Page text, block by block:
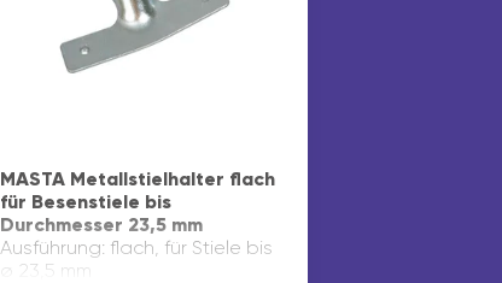
MASTA Metallstielhalter flach
für Besenstiele bis
Durchmesser 23,5 mm
Ausführung: flach, für Stiele bis
ø 23,5 mm